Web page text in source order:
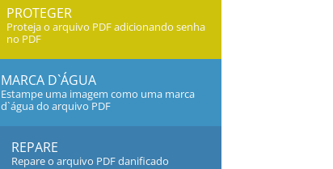
PROTEGER
Proteja o arquivo PDF adicionando senha
no PDF
MARCA D`ÁGUA
Estampe uma imagem como uma marca
d`água do arquivo PDF
REPARE
Repare o arquivo PDF danificado